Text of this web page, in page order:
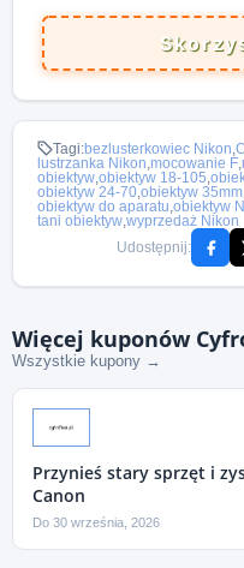
Tagi:bezlusterkowiec Nikon
lustrzanka Nikon,mocowanie F,
obiektyw,obiektyw 18-105,
obiektyw 24-70,obiektyw 35mm
obiektyw do aparatu,obiektyw
tani obiektyw,wyprzedaż Nikon
Udostępnij:
Więcej kuponów
Wszystkie kupony →
Przynieś stary sprzęt i
Canon
Do 30 września, 2026